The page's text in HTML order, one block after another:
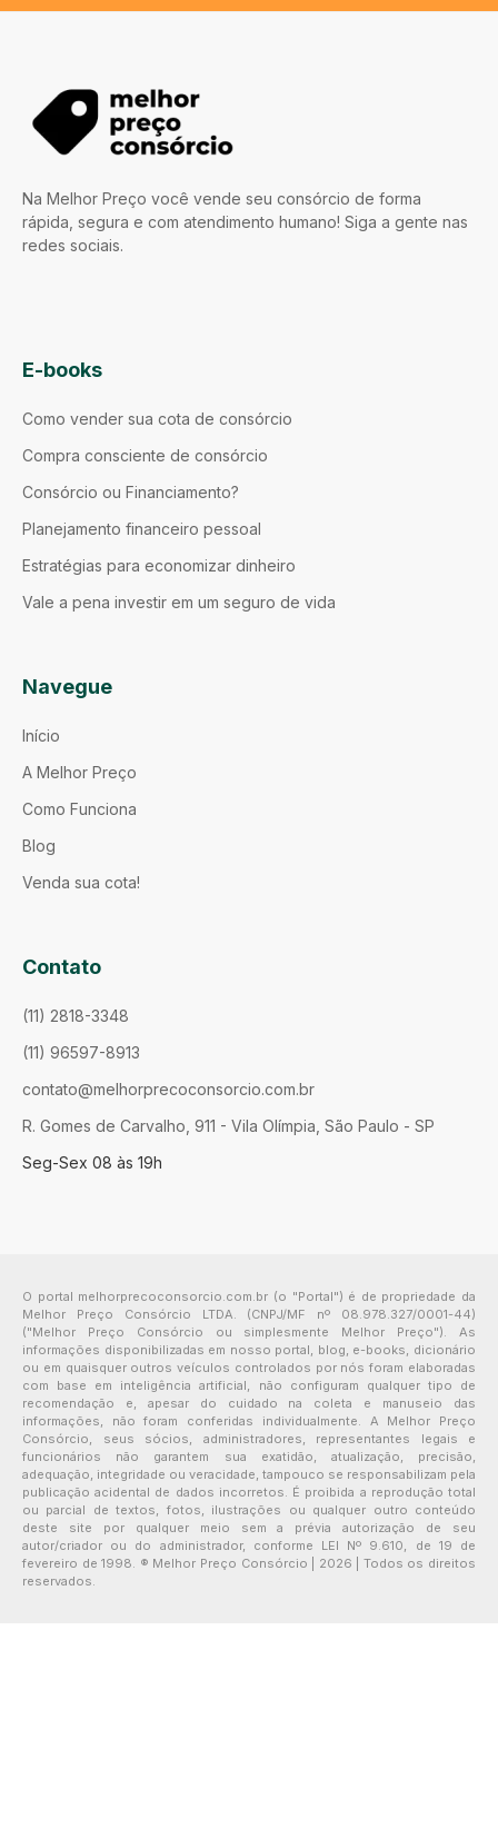
Na Melhor Preço você vende seu consórcio de forma
rápida, segura e com atendimento humano! Siga a gente nas
redes sociais.
E-books
Como vender sua cota de consórcio
Compra consciente de consórcio
Consórcio ou Financiamento?
Planejamento financeiro pessoal
Estratégias para economizar dinheiro
Vale a pena investir em um seguro de vida
Navegue
Início
A Melhor Preço
Como Funciona
Blog
Venda sua cota!
Contato
(11) 2818-3348
(11) 96597-8913
contato@melhorprecoconsorcio.com.br
R. Gomes de Carvalho, 911 - Vila Olímpia, São Paulo - SP
Seg-Sex 08 às 19h
O portal melhorprecoconsorcio.com.br (o "Portal") é de propriedade da
Melhor Preço Consórcio LTDA. (CNPJ/MF nº 08.978.327/0001-44)
("Melhor Preço Consórcio ou simplesmente Melhor Preço"). As
informações disponibilizadas em nosso portal, blog, e-books, dicionário
ou em quaisquer outros veículos controlados por nós foram elaboradas
com base em inteligência artificial, não configuram qualquer tipo de
recomendação e, apesar do cuidado na coleta e manuseio das
informações, não foram conferidas individualmente. A Melhor Preço
Consórcio, seus sócios, administradores, representantes legais e
funcionários não garantem sua exatidão, atualização, precisão,
adequação, integridade ou veracidade, tampouco se responsabilizam pela
publicação acidental de dados incorretos. É proibida a reprodução total
ou parcial de textos, fotos, ilustrações ou qualquer outro conteúdo
deste site por qualquer meio sem a prévia autorização de seu
autor/criador ou do administrador, conforme LEI Nº 9.610, de 19 de
fevereiro de 1998. ® Melhor Preço Consórcio | 2026 | Todos os direitos
reservados.